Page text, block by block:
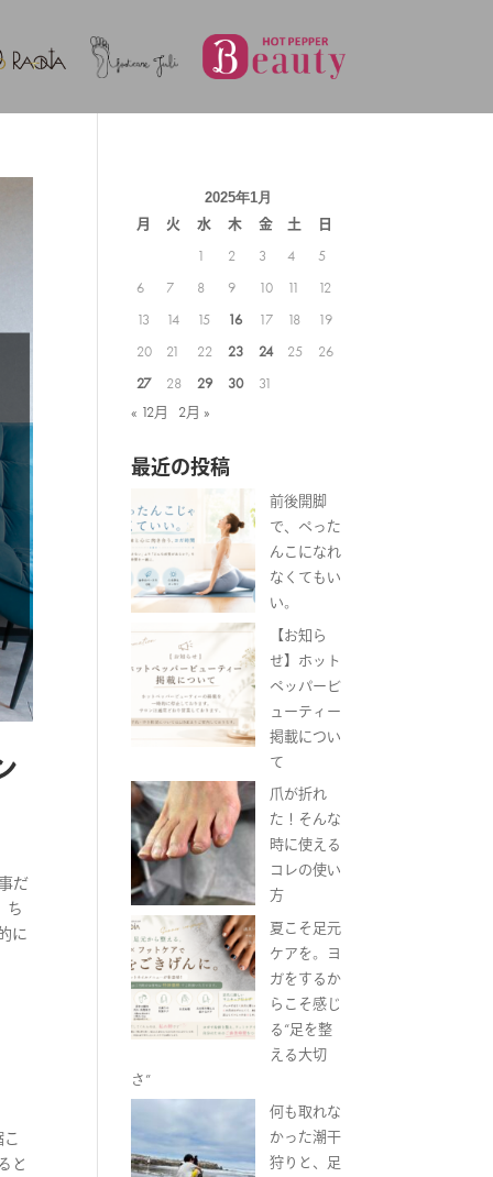
だ
ち
に
と
2025年1月
月 火 水 木 金 土
日
1
2 3 4
5
6
7 8 9 10 11
12
13
14 15 16 17 18
19
20
21 22 23 24 25
26
27
28 29 30
31
« 12月
2月 »
最近の投稿
前後開脚
で、ぺった
んこになれ
なくてもい
い。
【お知ら
せ】ホット
ペッパービ
ューティー
掲載につい
て
爪が折れ
た！そんな
時に使える
コレの使い
方
夏こそ足元
ケアを。ヨ
ガをするか
らこそ感じ
る“足を整
える大切
さ”
何も取れな
かった潮干
狩りと、足